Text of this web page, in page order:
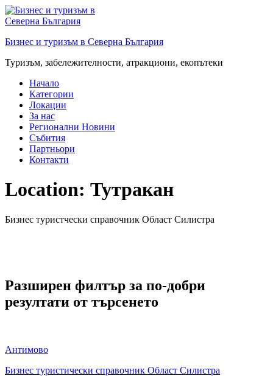
Преминете
към
Бизнес и туризъм в Северна България
Туризъм, забележителности, атракциони, екопътеки
Начало
Категории
Локации
За нас
Регионални Новини
Събития
Партньори
Контакти
Location: Тутракан
Бизнес туристчески справочник Област Силистра
Разширен филтър за по-добри
резултати от търсенето
Антимово
Бизнес туристически справочник Област Силистра